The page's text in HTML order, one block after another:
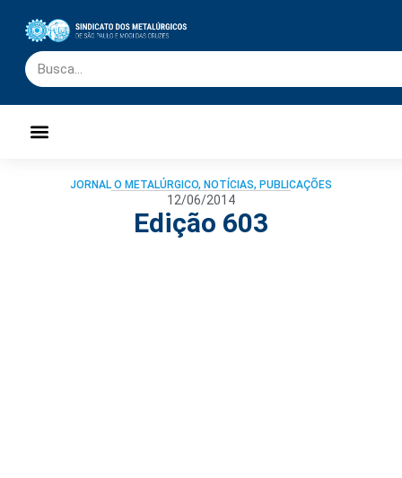
JORNAL O METALÚRGICO, NOTÍCIAS, PUBLICAÇÕES
12/06/2014
Edição 603